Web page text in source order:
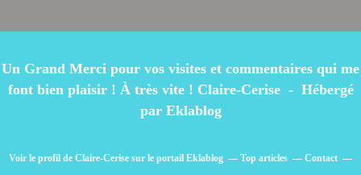
Un Grand Merci pour vos visites et commentaires qui me
font bien plaisir ! À très vite ! Claire-Cerise - Hébergé
par Eklablog
Voir le profil de Claire-Cerise sur le portail Eklablog Top articles
Contact